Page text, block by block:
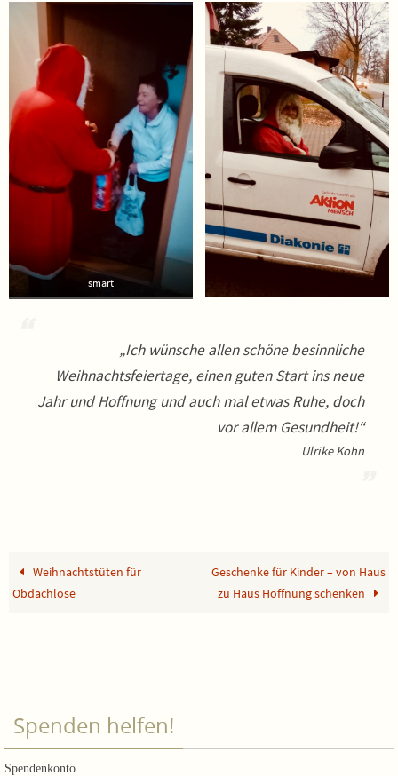
smart
„Ich wünsche allen schöne besinnliche
Weihnachtsfeiertage, einen guten Start ins neue
Jahr und Hoffnung und auch mal etwas Ruhe, doch
vor allem Gesundheit!“
Ulrike Kohn
Weihnachtstüten für
Obdachlose
Geschenke für Kinder – von Haus
zu Haus Hoffnung schenken
Spenden helfen!
Spendenkonto